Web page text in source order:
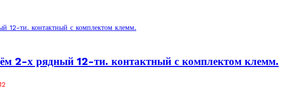
2-х рядный 12-ти. контактный с комплектом клемм.